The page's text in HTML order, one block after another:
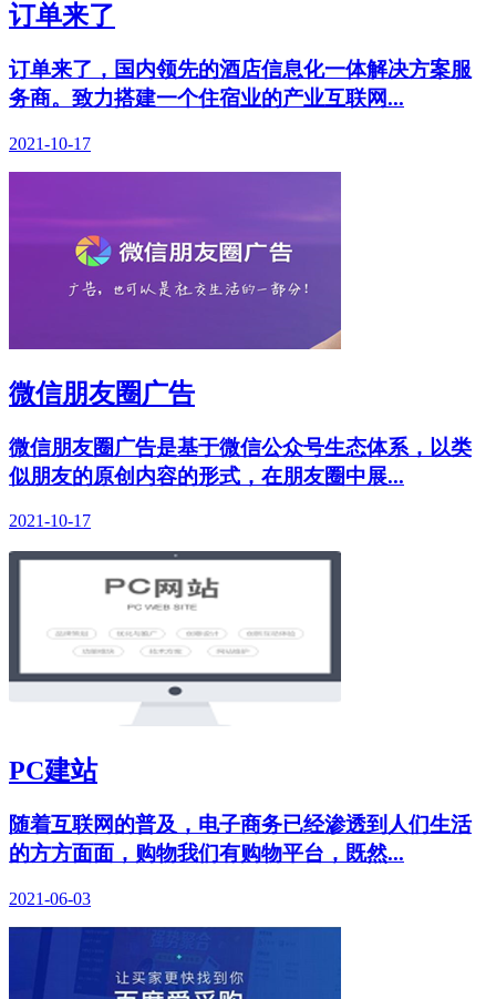
订单来了
订单来了，国内领先的酒店信息化一体解决方案服
务商。致力搭建一个住宿业的产业互联网...
2021-10-17
微信朋友圈广告
微信朋友圈广告是基于微信公众号生态体系，以类
似朋友的原创内容的形式，在朋友圈中展...
2021-10-17
PC建站
随着互联网的普及，电子商务已经渗透到人们生活
的方方面面，购物我们有购物平台，既然...
2021-06-03